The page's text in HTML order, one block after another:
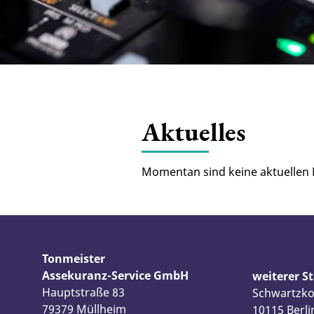
Aktuelles
Momentan sind keine
Tonmeister
Assekuranz-Service GmbH
Hauptstraße 83
79379 Müllheim
weiterer
10115